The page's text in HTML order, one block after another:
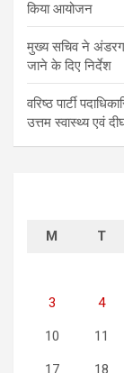
किया आयोजन
मुख्य सचिव ने
जाने के दिए निर्देश
वरिष्ठ पार्टी
उत्तम स्वास्थ्य एवं
M T
3 4
10 11
17 18